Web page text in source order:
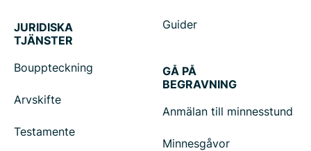
Guider
JURIDISKA
TJÄNSTER
Bouppteckning
Arvskifte
Testamente
GÅ PÅ
BEGRAVNING
Anmälan till minnesstund
Minnesgåvor